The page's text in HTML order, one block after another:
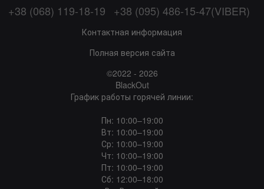
+38 (068) 119-18-19 +38 (095) 486-15-47(VIBER)
Контактная информация
Полная версия сайта
©2022 - 2026
BlackOut
График работы горячей линии:
Пн: 10:00–19:00
Вт: 10:00–19:00
Ср: 10:00–19:00
Чт: 10:00–19:00
Пт: 10:00–19:00
Сб: 12:00–18:00